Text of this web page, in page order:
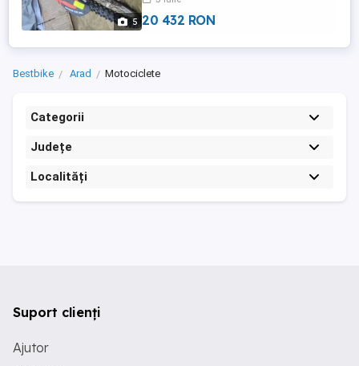
5 20 432 RON
Bestbike Arad Motociclete
Categorii
Județe
Localități
Suport clienți
Ajutor